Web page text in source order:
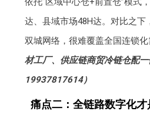
达、县域市场48H达。对比之下
双城网络，很难覆盖全国连锁化
材工厂、供应链商贸冷链仓配一
19937817614）
痛点二：全链路数字化才